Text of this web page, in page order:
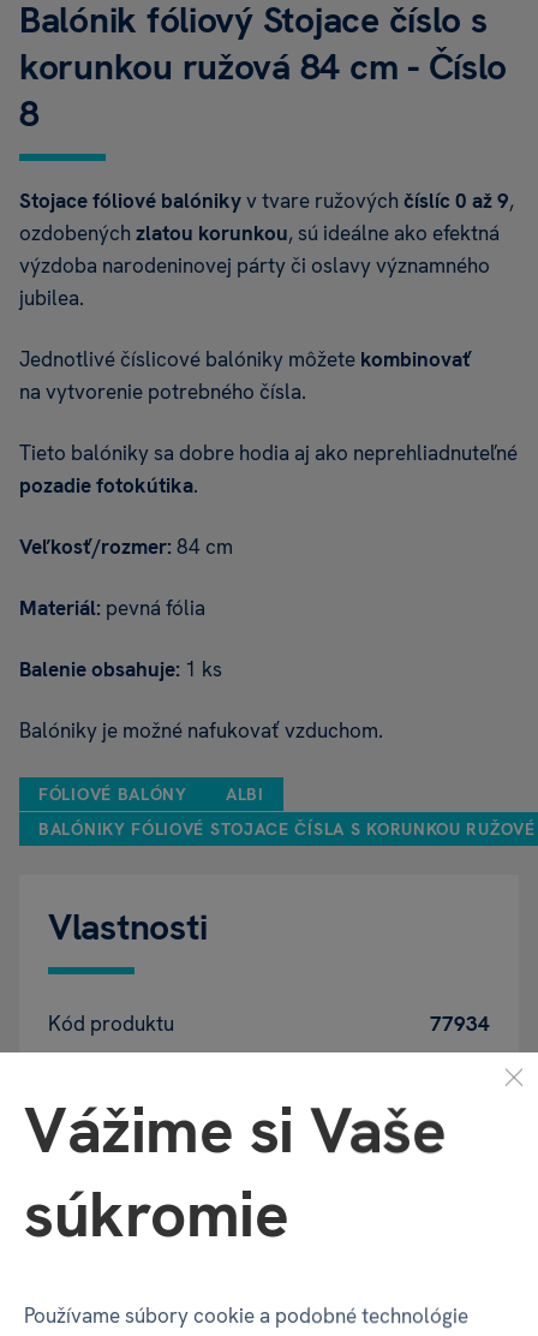
Balónik fóliový Stojace číslo s
korunkou ružová 84 cm - Číslo
8
Stojace fóliové balónikyv tvare ružových číslíc 0 až 9,
ozdobených zlatou korunkou, sú ideálne ako efektná
výzdoba narodeninovej párty či oslavy významného
jubilea.
Jednotlivé číslicové balóniky môžete kombinovať
na vytvorenie potrebného čísla.
Tieto balóniky sa dobre hodia aj ako neprehliadnuteľné
pozadie fotokútika.
Veľkosť/rozmer: 84 cm
Materiál: pevná fólia
Balenie obsahuje: 1 ks
Balóniky je možné nafukovať vzduchom.
FÓLIOVÉ BALÓNY
ALBI
BALÓNIKY FÓLIOVÉ STOJACE ČÍSLA S KORUNKOU
Vlastnosti
Kód produktu 77934
Motív
Vážime si Vaše
súkromie
Používame súbory cookie a podobné technológie